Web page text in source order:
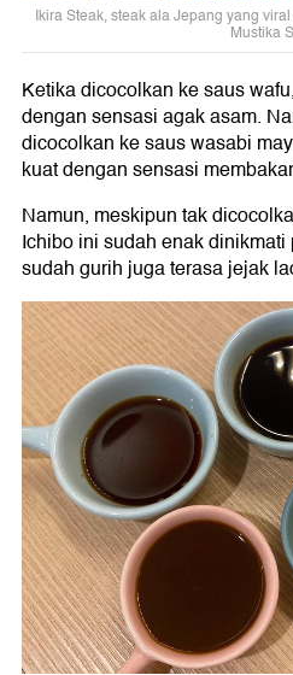
Ikira Steak, steak ala Jepang yang
Mustika
Ketika dicocolkan ke saus
dengan sensasi agak asam.
dicocolkan ke saus wasabi
kuat dengan sensasi
Namun, meskipun tak
Ichibo ini sudah enak
sudah gurih juga terasa jejak